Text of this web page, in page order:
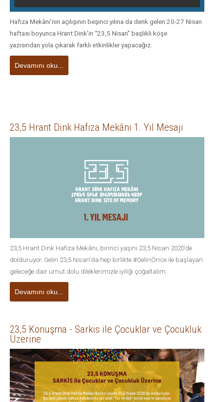
Hafıza Mekânı’nın açılışının beşinci yılına da denk gelen 20-27 Nisan
haftası boyunca Hrant Dink’in “23,5 Nisan” başlıklı köşe
yazısından yola çıkarak farklı etkinlikler yapacağız.
Devamını oku...
23,5 Hrant Dink Hafıza Mekânı 1. Yıl Mesajı
23,5 Hrant Dink Hafıza Mekânı, birinci yaşını 23,5 Nisan 2020’de
dolduruyor. Gelin 23,5 Nisan'da hep birlikte #GelinÖnce ile başlayan
geleceğe dair umut dolu dileklerimizle iyiliği çoğaltalım.
Devamını oku...
23,5 Konuşma - Sarkis ile Çocuklar ve Çocukluk
Üzerine